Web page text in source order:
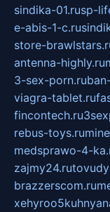
sindika-01.rusp-
e-abis-1-c.ru
store-
antenna-highly.ru
3-sex-porn.ru
viagra-tablet.ru
fincontech.ru
rebus-toys.ru
medsprawo-4-
zajmy24.ru
brazzerscom.ru